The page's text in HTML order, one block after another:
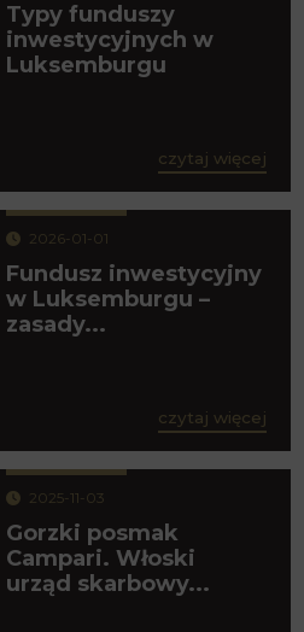
Typy funduszy
inwestycyjnych w
Luksemburgu
czytaj więcej
2026-01-01
Fundusz inwestycyjny
w Luksemburgu –
zasady...
czytaj więcej
2025-11-03
Gorzki posmak
Campari. Włoski
urząd skarbowy...